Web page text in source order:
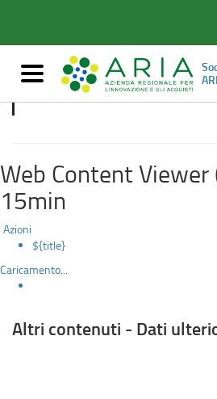
contenuti
Dati
Mostra/nascondi
navigazione
Web Content Viewer
15min
Azioni
${title}
Caricamento...
Altri contenuti - Dati